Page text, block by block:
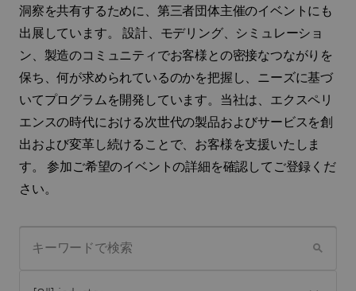
洞察を共有するために、第三者団体主催のイベントにも
出展しています。 設計、モデリング、シミュレーショ
ン、製造のコミュニティでお客様との密接なつながりを
保ち、何が求められているのかを把握し、ニーズに基づ
いてプログラムを開発しています。当社は、エクスペリ
エンスの時代における次世代の製品およびサービスを創
出および変革し続けることで、お客様を支援いたしま
す。 参加ご希望のイベントの詳細を確認してご登録くだ
さい。
キーワードで検索